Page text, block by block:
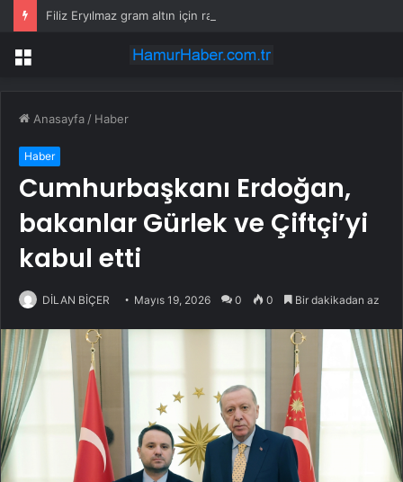
Menü
Anasayfa / Haber
Haber
Cumhurbaşkanı Erdoğan,
bakanlar Gürlek ve Çiftçi’yi
kabul etti
DİLAN BİÇER Mayıs 19, 2026 0 0 Bir dakikadan az